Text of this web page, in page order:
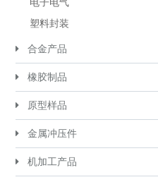
电子电气
塑料封装
合金产品
橡胶制品
原型样品
金属冲压件
机加工产品